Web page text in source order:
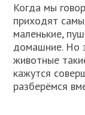
Когда мы
приходят
маленькие,
домашние. Но
животные
кажутся
разберёмся